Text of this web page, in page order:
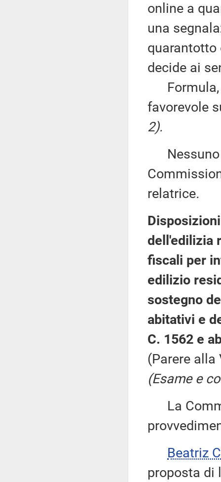
online a
una
quarantotto
decide ai
Formula,
favorevole
2).
Nessuno
relatrice.
dell'edilizia
fiscali per
edilizio
sostegno
abitativi e
C. 1562 e
(Parere alla
(Esame e
La
Beatriz
proposta di